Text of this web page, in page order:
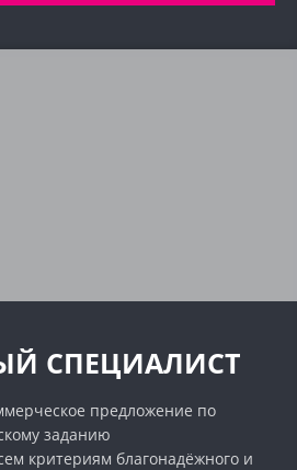
СПЕЦИАЛИСТ
предложение по
заданию
критериям благонадёжного и